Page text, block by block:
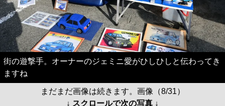
街の遊撃手。オーナーのジェミニ愛がひしひしと伝わってき
ますね
まだまだ画像は続きます。画像（8/31）
↓ スクロールで次の写真 ↓